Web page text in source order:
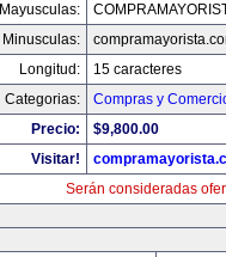
Mayusculas:
Minusculas:
Longitud:
15 caracteres
Categorias:
Compras y
Precio:
$9,800.00
Visitar!
Serán consideradas